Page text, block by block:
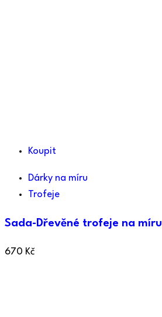
Koupit
Dárky na míru
Trofeje
Sada-Dřevěné trofeje na míru
670 Kč